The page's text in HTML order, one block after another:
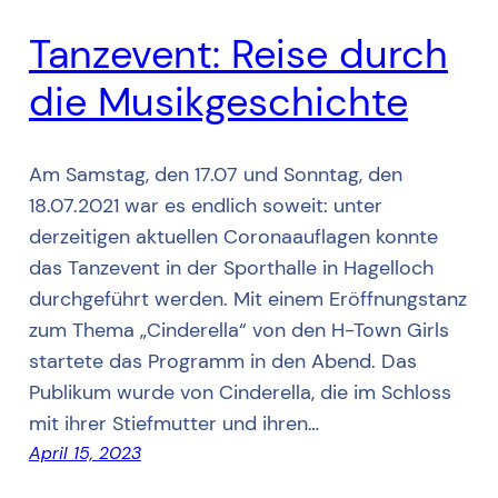
Tanzevent: Reise durch
die Musikgeschichte
Am Samstag, den 17.07 und Sonntag, den
18.07.2021 war es endlich soweit: unter
derzeitigen aktuellen Coronaauflagen konnte
das Tanzevent in der Sporthalle in Hagelloch
durchgeführt werden. Mit einem Eröffnungstanz
zum Thema „Cinderella“ von den H-Town Girls
startete das Programm in den Abend. Das
Publikum wurde von Cinderella, die im Schloss
mit ihrer Stiefmutter und ihren…
April 15, 2023